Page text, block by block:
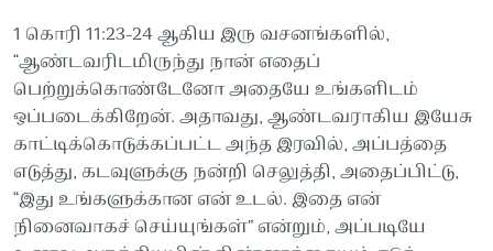
1 கொரி 11:23-24 ஆகிய இரு வசனங்களில்,
“ஆண்டவரிடமிருந்து நான் எதைப்
பெற்றுக்கொண்டேனோ அதையே உங்களிடம்
ஒப்படைக்கிறேன். அதாவது, ஆண்டவராகிய இயேசு
காட்டிக்கொடுக்கப்பட்ட அந்த இரவில், அப்பத்தை
எடுத்து, கடவுளுக்கு நன்றி செலுத்தி, அதைப்பிட்டு,
“இது உங்களுக்கான என் உடல். இதை என்
நினைவாகச் செய்யுங்கள்” என்றும், அப்படியே